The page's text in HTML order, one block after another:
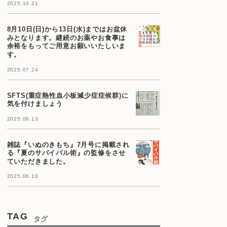
2025.10.21
8月10日(日)から13日(水)まではお盆休
みとなります。継続のお薬やお食事は
余裕をもってご用意お願いいたしいま
す。
2025.07.24
SFTS(重症熱性血小板減少症症候群)に
気を付けましょう
2025.06.13
雑誌『いぬのきもち』7月号に掲載され
る『夏のサバイバル術』の監修をさせ
ていただきました。
2025.06.10
TAG タグ